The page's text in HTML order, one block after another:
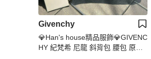
Givenchy
💎Han's house精品服飾💎GIVENC
HY 紀梵希 尼龍 斜背包 腰包 原價3